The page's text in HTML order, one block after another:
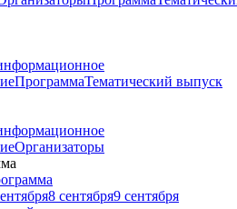
ПрограммаТематический выпуск
Организаторы
8 сентября9 сентября